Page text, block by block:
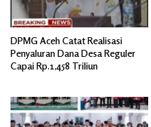
DPMG Aceh Catat Realisasi
Penyaluran Dana Desa Reguler
Capai Rp.1,458 Triliun